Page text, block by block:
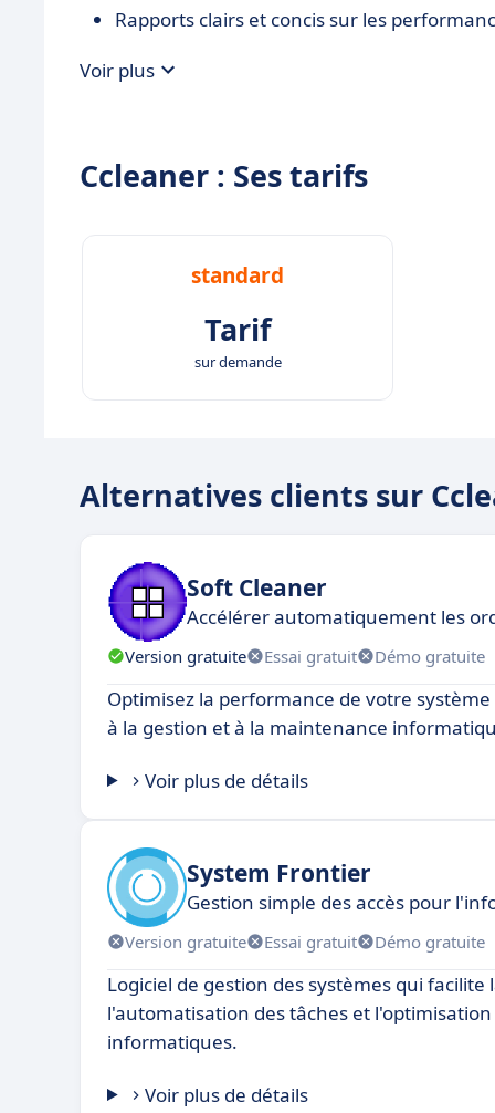
Rapports clairs et concis sur les
Voir plus
Ccleaner : Ses tarifs
standard
Tarif
sur demande
Alternatives clients sur
Soft Cleaner
Accélérer automatiquement les
Version gratuite Essai gratuit Démo gratuite
Optimisez la performance de votre
à la gestion et à la maintenance
Voir plus de détails
System Frontier
Gestion simple des accès pour
Version gratuite Essai gratuit Démo gratuite
Logiciel de gestion des systèmes qui facilite
l'automatisation des tâches et
informatiques.
Voir plus de détails